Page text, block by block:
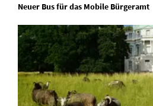
Neuer Bus für das Mobile Bürgeramt